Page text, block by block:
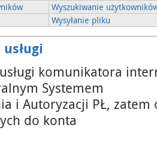
Wyszukiwanie
Wysyłanie pliku
komunikatora
Systemem
i Autoryzacji PŁ, zatem
do konta